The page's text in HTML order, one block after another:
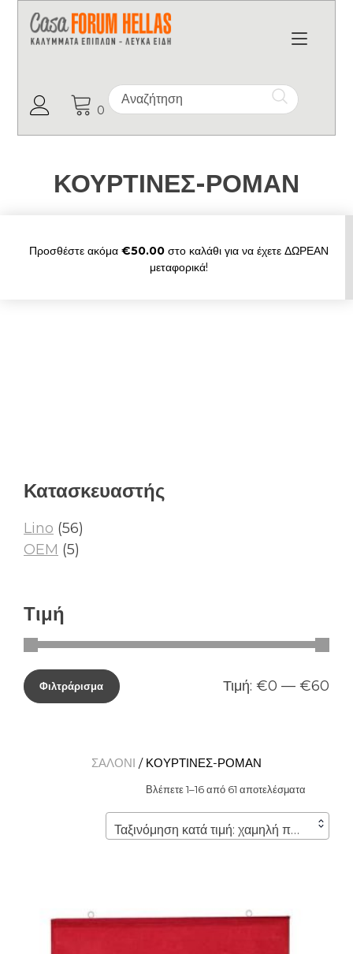
Ο Λογαριασμός μου
0
ΚΟΥΡΤΙΝΕΣ-ΡΟΜΑΝ
Προσθέστε ακόμα €50.00στο καλάθι για να έχετε ΔΩΡΕΑΝ
μεταφορικά!
ΣΑΛΟΝΙ / ΚΟΥΡΤΙΝΕΣ-ΡΟΜΑΝ
Βλέπετε 1–16 από 61 αποτελέσματα
Ταξινόμηση κατά τιμή: χαμηλή προς υψηλή
Κατασκευαστής
Lino (56)
OEM (5)
Τιμή
Φιλτράρισμα Τιμή: €0 — €60